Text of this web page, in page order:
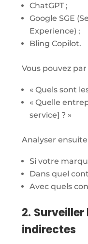
ChatGPT ;
Google SGE
Experience) ;
Bling Copilot.
Vous pouvez
« Quels sont
« Quelle
service] ? »
Analyser ensuite
Si votre
Dans quel
Avec quels
2. Surveiller
indirectes